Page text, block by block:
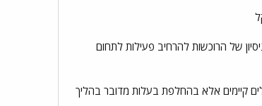
של הרוכשות להרחיב פעילות לתחום
קיימים אלא בהחלפת בעלות מדובר בהליך